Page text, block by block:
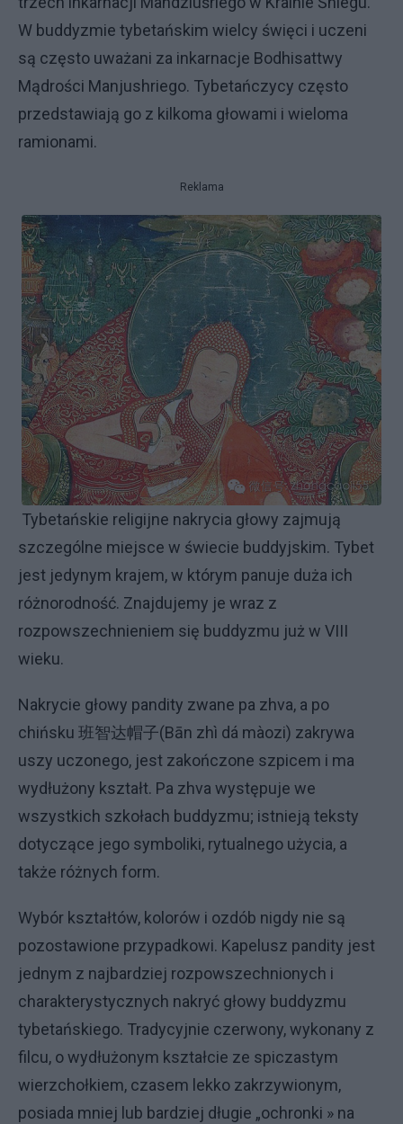
W buddyzmie tybetańskim wielcy święci i uczeni
są często uważani za inkarnacje Bodhisattwy
Mądrości Manjushriego. Tybetańczycy często
przedstawiają go z kilkoma głowami i wieloma
ramionami.
Reklama
Tybetańskie religijne nakrycia głowy zajmują
szczególne miejsce w świecie buddyjskim. Tybet
jest jedynym krajem, w którym panuje duża ich
różnorodność. Znajdujemy je wraz z
rozpowszechnieniem się buddyzmu już w VIII
wieku.
Nakrycie głowy pandity zwane pa zhva, a po
chińsku 班智达帽子(Bān zhì dá màozi) zakrywa
uszy uczonego, jest zakończone szpicem i ma
wydłużony kształt. Pa zhva występuje we
wszystkich szkołach buddyzmu; istnieją teksty
dotyczące jego symboliki, rytualnego użycia, a
także różnych form.
Wybór kształtów, kolorów i ozdób nigdy nie są
pozostawione przypadkowi. Kapelusz pandity jest
jednym z najbardziej rozpowszechnionych i
charakterystycznych nakryć głowy buddyzmu
tybetańskiego. Tradycyjnie czerwony, wykonany z
filcu, o wydłużonym kształcie ze spiczastym
wierzchołkiem, czasem lekko zakrzywionym,
posiada mniej lub bardziej długie „ochronki » na